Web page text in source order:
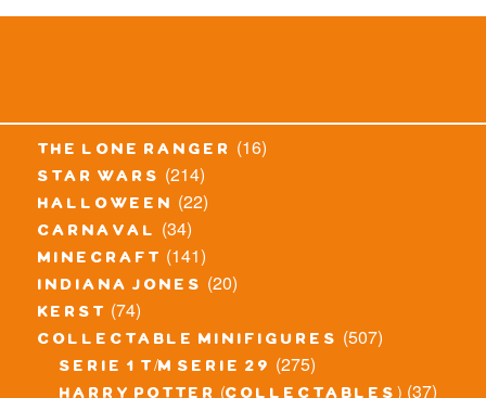
the lone ranger (16)
star wars (214)
halloween (22)
carnaval (34)
minecraft (141)
indiana jones (20)
kerst (74)
collectable minifigures (507)
serie 1 t/m serie 29 (275)
(37)